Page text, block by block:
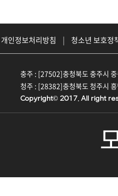
개인정보처리방침 |
청소년 보호정
충주 : [27502]충청북도 충주시
청주 : [28382]충청북도 청주시
Copyright© 2017. All right